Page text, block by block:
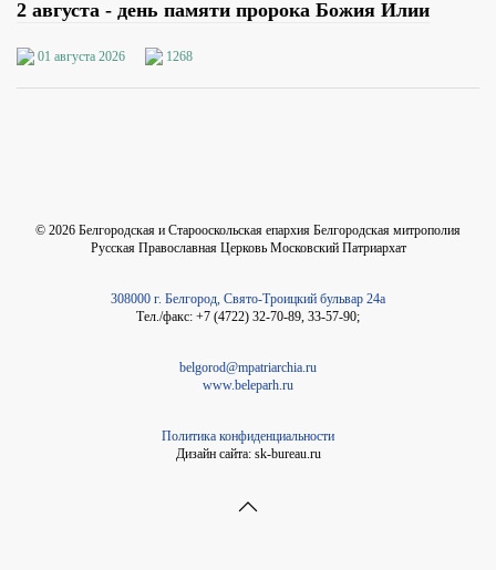
2 августа - день памяти пророка Божия Илии
01 августа 2026 1268
© 2026 Белгородская и Старооскольская епархия Белгородская митрополия
Русская Православная Церковь Московский Патриархат
308000 г. Белгород, Свято-Троицкий бульвар 24а
Тел./факс: +7 (4722) 32-70-89, 33-57-90;
belgorod@mpatriarchia.ru
www.beleparh.ru
Политика конфиденциальности
Дизайн сайта: sk-bureau.ru